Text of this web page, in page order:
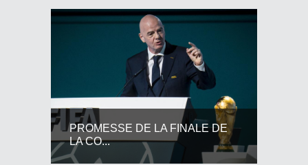
PROMESSE DE LA FINALE DE
LA CO...